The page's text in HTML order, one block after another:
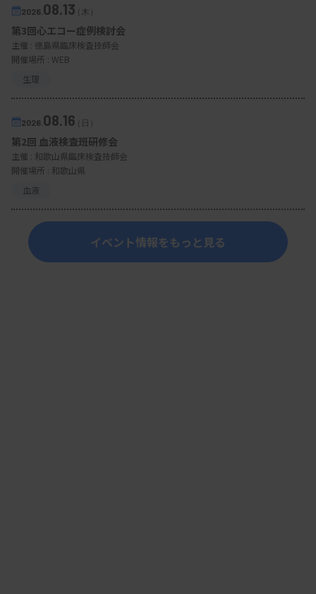
2026. 08.13（木）
第3回心エコー症例検討会
主催 : 徳島県臨床検査技師会
開催場所 : WEB
生理
2026. 08.16（日）
第2回 血液検査班研修会
主催 : 和歌山県臨床検査技師会
開催場所 : 和歌山県
血液
イベント情報をもっと見る